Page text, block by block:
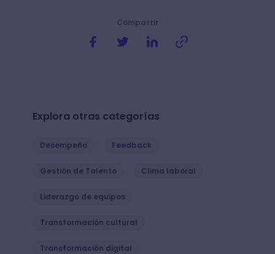
Compartir
Explora otras categorías
Desempeño Feedback
Gestión de Talento Clima laboral
Liderazgo de equipos
Transformación cultural
Transformación digital